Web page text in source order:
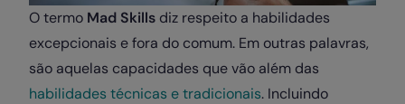
O termo Mad Skills diz respeito a habilidades
excepcionais e fora do comum. Em outras palavras,
são aquelas capacidades que vão além das
habilidades técnicas e tradicionais. Incluindo